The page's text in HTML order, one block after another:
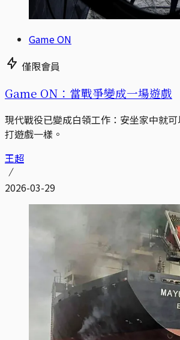
Game ON
僅限會員
Game ON：當戰爭變成一場遊戲
現代戰役已變成白領工作：安坐家中就
打遊戲一樣。
王超
2026-03-29